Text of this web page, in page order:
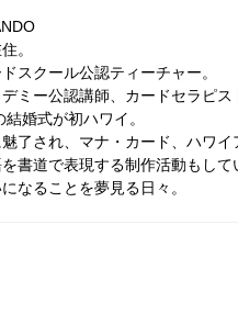
。
スクール公認ティーチャー。
ミー公認講師、カードセラピス
婚式が初ハワイ。
了され、マナ・カード、ハワ
書道で表現する制作活動もして
なることを夢見る日々。